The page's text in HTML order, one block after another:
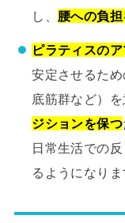
し、 腰への負
ピラティスの
安定させるた
底筋群など）を
ジションを保つ
日常生活での
るようになりま